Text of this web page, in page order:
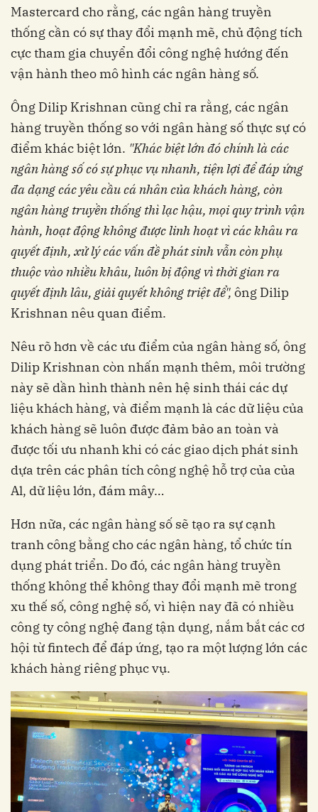
Mastercard cho rằng, các ngân hàng truyền
thống cần có sự thay đổi mạnh mẽ, chủ động tích
cực tham gia chuyển đổi công nghệ hướng đến
vận hành theo mô hình các ngân hàng số.
Ông Dilip Krishnan cũng chỉ ra rằng, các ngân
hàng truyền thống so với ngân hàng số thực sự có
điểm khác biệt lớn. "Khác biệt lớn đó chính là các
ngân hàng số có sự phục vụ nhanh, tiện lợi để đáp ứng
đa dạng các yêu cầu cá nhân của khách hàng, còn
ngân hàng truyền thống thì lạc hậu, mọi quy trình vận
hành, hoạt động không được linh hoạt vì các khâu ra
quyết định, xử lý các vấn đề phát sinh vẫn còn phụ
thuộc vào nhiều khâu, luôn bị động vì thời gian ra
quyết định lâu, giải quyết không triệt để", ông Dilip
Krishnan nêu quan điểm.
Nêu rõ hơn về các ưu điểm của ngân hàng số, ông
Dilip Krishnan còn nhấn mạnh thêm, môi trường
này sẽ dần hình thành nên hệ sinh thái các dự
liệu khách hàng, và điểm mạnh là các dữ liệu của
khách hàng sẽ luôn được đảm bảo an toàn và
được tối ưu nhanh khi có các giao dịch phát sinh
dựa trên các phân tích công nghệ hỗ trợ của của
Al, dữ liệu lớn, đám mây…
Hơn nữa, các ngân hàng số sẽ tạo ra sự cạnh
tranh công bằng cho các ngân hàng, tổ chức tín
dụng phát triển. Do đó, các ngân hàng truyền
thống không thể không thay đổi mạnh mẽ trong
xu thế số, công nghệ số, vì hiện nay đã có nhiều
công ty công nghệ đang tận dụng, nắm bắt các cơ
hội từ fintech để đáp ứng, tạo ra một lượng lớn các
khách hàng riêng phục vụ.